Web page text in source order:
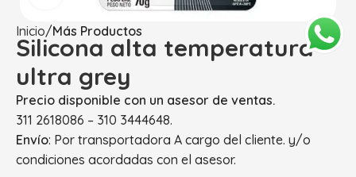
Inicio Más Productos
Silicona alta temperatura
ultra grey
Precio disponible con un asesor de ventas.
311 2618086 – 310 3444648.
Envío: Por transportadora A cargo del cliente. y/o
condiciones acordadas con el asesor.